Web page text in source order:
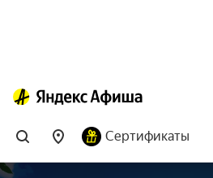
Сертификаты